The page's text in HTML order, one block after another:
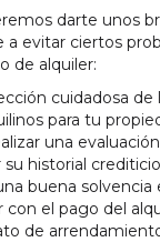
darte unos
evitar ciertos
de alquiler:
cuidadosa de
para tu
una
historial
buena solvencia
el pago del
de